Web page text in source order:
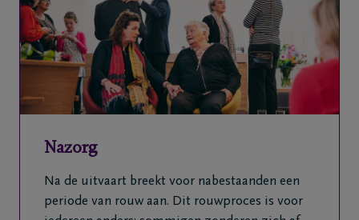
Nazorg
Na de uitvaart breekt voor nabestaanden een
periode van rouw aan. Dit rouwproces is voor